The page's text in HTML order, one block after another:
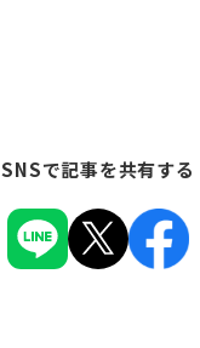
SNSで記事を共有する